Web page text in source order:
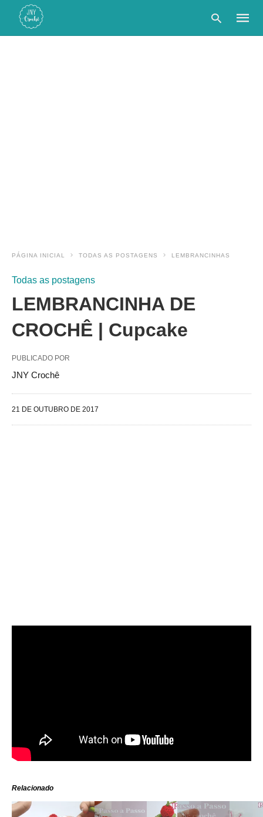
PÁGINA INICIAL TODAS AS POSTAGENS LEMBRANCINHAS
Todas as postagens
LEMBRANCINHA DE
CROCHÊ | Cupcake
PUBLICADO POR
JNY Crochê
21 DE OUTUBRO DE 2017
Relacionado